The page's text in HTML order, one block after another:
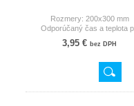
Rozmery: 200x300 mm
Odporúčaný čas a teplota
sublimáciu: 180 °C/130sek.
3,95 € bez DPH